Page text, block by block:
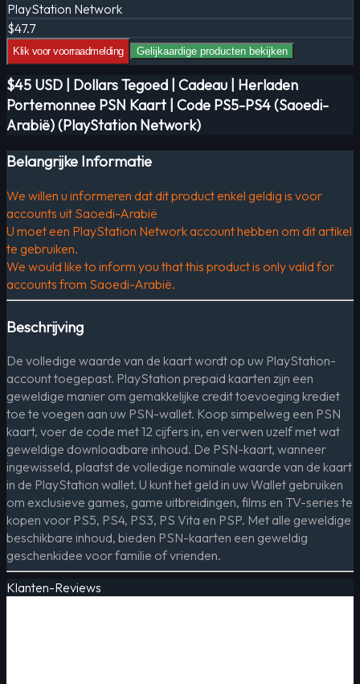
PlayStation Network
$47.7
Klik voor voorraadmelding Gelijkaardige producten bekijken
$45 USD | Dollars Tegoed | Cadeau | Herladen
Portemonnee PSN Kaart | Code PS5-PS4 (Saoedi-
Arabië) (PlayStation Network)
Belangrijke Informatie
We willen u informeren dat dit product enkel geldig is voor
accounts uit Saoedi-Arabië
U moet een PlayStation Network account hebben om dit artikel
te gebruiken.
We would like to inform you that this product is only valid for
accounts from Saoedi-Arabië.
Beschrijving
De volledige waarde van de kaart wordt op uw PlayStation-
account toegepast. PlayStation prepaid kaarten zijn een
geweldige manier om gemakkelijke credit toevoeging krediet
toe te voegen aan uw PSN-wallet. Koop simpelweg een PSN
kaart, voer de code met 12 cijfers in, en verwen uzelf met wat
geweldige downloadbare inhoud. De PSN-kaart, wanneer
ingewisseld, plaatst de volledige nominale waarde van de kaart
in de PlayStation wallet. U kunt het geld in uw Wallet gebruiken
om exclusieve games, game uitbreidingen, films en TV-series te
kopen voor PS5, PS4, PS3, PS Vita en PSP. Met alle geweldige
beschikbare inhoud, bieden PSN-kaarten een geweldig
geschenkidee voor familie of vrienden.
Klanten-Reviews